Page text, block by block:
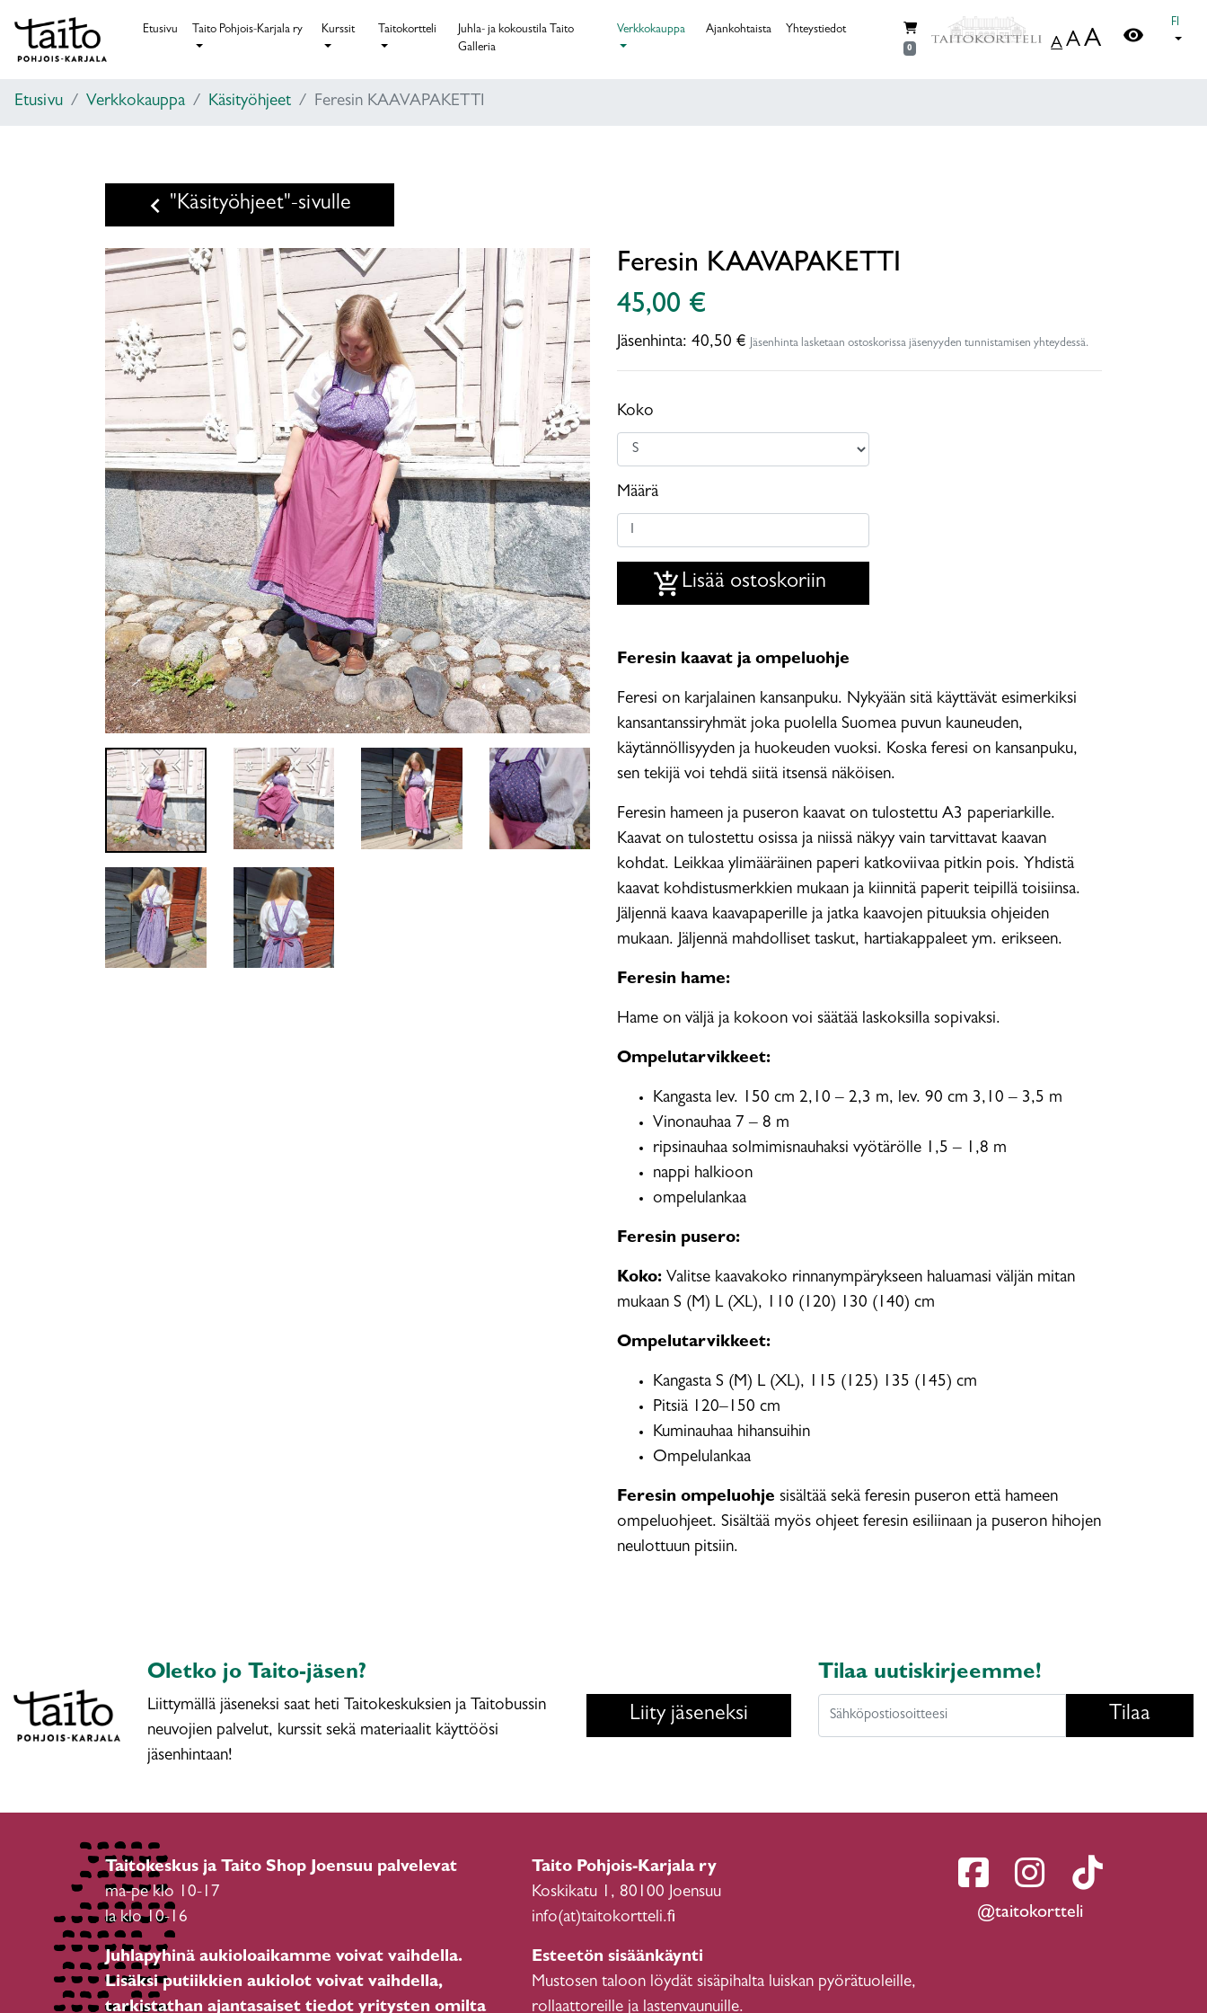
Etusivu Taito Pohjois-Karjala ry Kurssit Taitokortteli
Juhla- ja kokoustila Taito
Galleria
Verkkokauppa Ajankohtaista Yhteystiedot
0 A AA visibility
FI
Etusivu Verkkokauppa Käsityöhjeet Feresin KAAVAPAKETTI
keyboard_arrow_left "Käsityöhjeet"-sivulle
Feresin KAAVAPAKETTI
45,00 €
Jäsenhinta: 40,50 € Jäsenhinta lasketaan ostoskorissa jäsenyyden tunnistamisen yhteydessä.
Koko
Määrä
add_shopping_cart Lisää ostoskoriin
Feresin kaavat ja ompeluohje
Feresi on karjalainen kansanpuku. Nykyään sitä käyttävät esimerkiksi
kansantanssiryhmät joka puolella Suomea puvun kauneuden,
käytännöllisyyden ja huokeuden vuoksi. Koska feresi on kansanpuku,
sen tekijä voi tehdä siitä itsensä näköisen.
Feresin hameen ja puseron kaavat on tulostettu A3 paperiarkille.
Kaavat on tulostettu osissa ja niissä näkyy vain tarvittavat kaavan
kohdat. Leikkaa ylimääräinen paperi katkoviivaa pitkin pois. Yhdistä
kaavat kohdistusmerkkien mukaan ja kiinnitä paperit teipillä toisiinsa.
Jäljennä kaava kaavapaperille ja jatka kaavojen pituuksia ohjeiden
mukaan. Jäljennä mahdolliset taskut, hartiakappaleet ym. erikseen.
Feresin hame:
Hame on väljä ja kokoon voi säätää laskoksilla sopivaksi.
Ompelutarvikkeet:
Kangasta lev. 150 cm 2,10 – 2,3 m, lev. 90 cm 3,10 – 3,5 m
Vinonauhaa 7 – 8 m
ripsinauhaa solmimisnauhaksi vyötärölle 1,5 – 1,8 m
nappi halkioon
ompelulankaa
Feresin pusero:
Koko: Valitse kaavakoko rinnanympärykseen haluamasi väljän mitan
mukaan S (M) L (XL), 110 (120) 130 (140) cm
Ompelutarvikkeet:
Kangasta S (M) L (XL), 115 (125) 135 (145) cm
Pitsiä 120–150 cm
Kuminauhaa hihansuihin
Ompelulankaa
Feresin ompeluohje sisältää sekä feresin puseron että hameen
ompeluohjeet. Sisältää myös ohjeet feresin esiliinaan ja puseron hihojen
neulottuun pitsiin.
Oletko jo Taito-jäsen?
Liittymällä jäseneksi saat heti Taitokeskuksien ja Taitobussin
neuvojien palvelut, kurssit sekä materiaalit käyttöösi
jäsenhintaan!
Liity jäseneksi
Tilaa uutiskirjeemme!
Tilaa
Taitokeskus ja Taito Shop Joensuu palvelevat
ma-pe klo 10-17
la klo 10-16
Juhlapyhinä aukioloaikamme voivat vaihdella.
Lisäksi putiikkien aukiolot voivat vaihdella,
tarkistathan ajantasaiset tiedot yritysten omilta
Taito Pohjois-Karjala ry
Koskikatu 1, 80100 Joensuu
info(at)taitokortteli.fi
Esteetön sisäänkäynti
Mustosen taloon löydät sisäpihalta luiskan pyörätuoleille,
rollaattoreille ja lastenvaunuille.
@taitokortteli